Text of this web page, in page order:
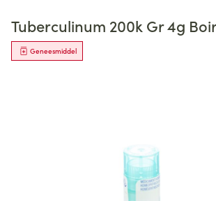
Tuberculinum 200k Gr 4g
Geneesmiddel